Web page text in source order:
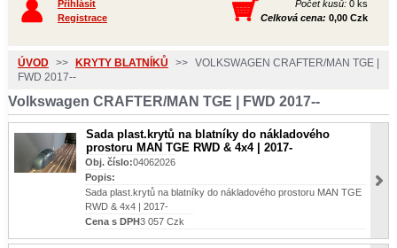
Přihlásit
Registrace
Počet kusů: 0 ks
Celková cena: 0,00 Czk
ÚVOD >> KRYTY BLATNÍKŮ >> VOLKSWAGEN CRAFTER/MAN TGE |
FWD 2017--
Volkswagen CRAFTER/MAN TGE | FWD 2017--
Sada plast.krytů na blatníky do nákladového
prostoru MAN TGE RWD & 4x4 | 2017-
Obj. číslo:04062026
Popis:
Sada plast.krytů na blatníky do nákladového prostoru MAN TGE
RWD & 4x4 | 2017-
Cena s DPH3 057 Czk